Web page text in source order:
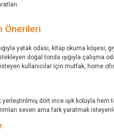
Önerileri
yatak odası, kitap okuma
doğal tonda ışığıyla çalışma
isteyen kullanıcılar için mutfak, home
dört ince ışık koluyla
seven ama fark yaratmak